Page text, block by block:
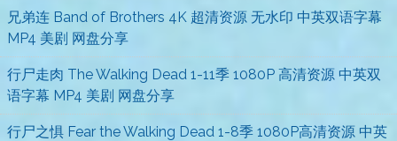
兄弟连 Band of Brothers 4K 超清资源 无水印 中英双语字幕
MP4 美剧 网盘分享
行尸走肉 The Walking Dead 1-11季 1080P 高清资源 中英双
语字幕 MP4 美剧 网盘分享
行尸之惧 Fear the Walking Dead 1-8季 1080P高清资源 中英